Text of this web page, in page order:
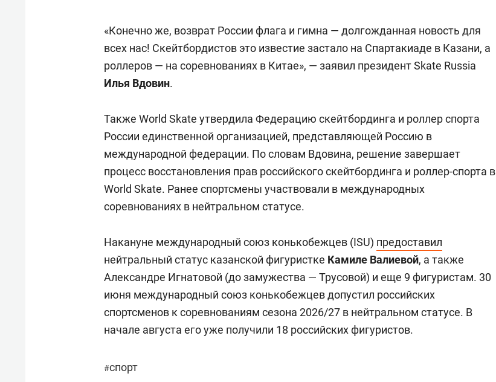
«Конечно же, возврат России флага и гимна — долгожданная новость для
всех нас! Скейтбордистов это известие застало на Спартакиаде в Казани, а
роллеров — на соревнованиях в Китае», — заявил президент Skate Russia
Илья Вдовин.
Также World Skate утвердила Федерацию скейтбординга и роллер спорта
России единственной организацией, представляющей Россию в
международной федерации. По словам Вдовина, решение завершает
процесс восстановления прав российского скейтбординга и роллер-спорта в
World Skate. Ранее спортсмены участвовали в международных
соревнованиях в нейтральном статусе.
Накануне международный союз конькобежцев (ISU) предоставил
нейтральный статус казанской фигуристке Камиле Валиевой, а также
Александре Игнатовой (до замужества — Трусовой) и еще 9 фигуристам. 30
июня международный союз конькобежцев допустил российских
спортсменов к соревнованиям сезона 2026/27 в нейтральном статусе. В
начале августа его уже получили 18 российских фигуристов.
#спорт